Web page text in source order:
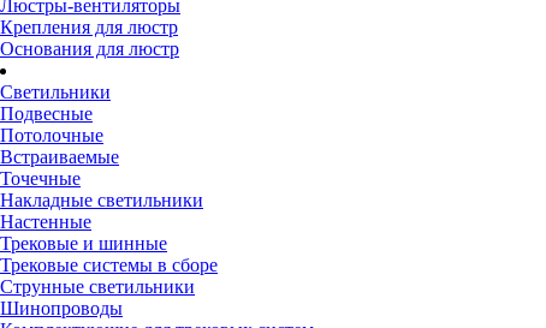
Люстры-вентиляторы
Крепления для люстр
Основания для люстр
Светильники
Подвесные
Потолочные
Встраиваемые
Точечные
Накладные светильники
Настенные
Трековые и шинные
Трековые системы в сборе
Струнные светильники
Шинопроводы